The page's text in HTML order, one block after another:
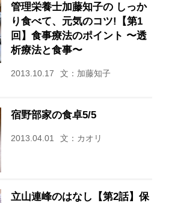
管理栄養士加藤知子の しっか
り食べて、元気のコツ!【第1
回】食事療法のポイント 〜透
析療法と食事〜
2013.10.17 文：加藤知子
宿野部家の食卓5/5
2013.04.01 文：カオリ
立山連峰のはなし【第2話】保